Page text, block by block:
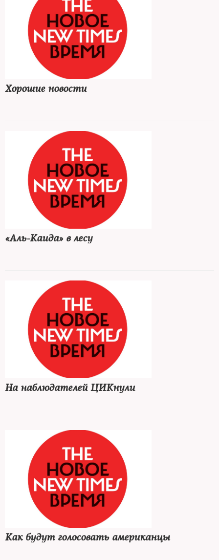
Хорошие новости
«Аль-Каида» в лесу
На наблюдателей ЦИКнули
Как будут голосовать американцы